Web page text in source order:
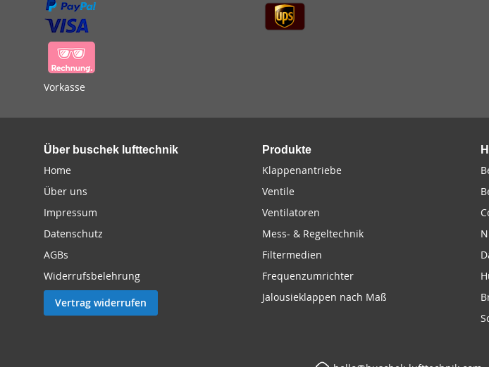
Vorkasse
Über buschek lufttechnik
Home
Über uns
Impressum
Datenschutz
AGBs
Widerrufsbelehrung
Vertrag widerrufen
Produkte
Klappenantriebe
Ventile
Ventilatoren
Mess- & Regeltechnik
Filtermedien
Frequenzumrichter
Jalousieklappen nach Maß